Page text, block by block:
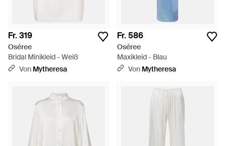
Fr. 319
Oséree
Bridal Minikleid - Weiß
Von Mytheresa
Fr. 586
Oséree
Maxikleid - Blau
Von Mytheresa